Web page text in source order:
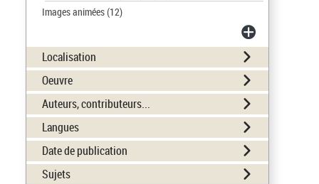
Images animées(12)
Localisation
Oeuvre
Auteurs, contributeurs...
Langues
Date de publication
Sujets